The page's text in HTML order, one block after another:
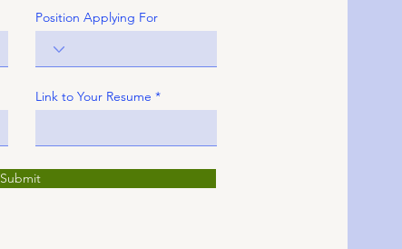
Position Applying For
Link to Your Resume
Submit